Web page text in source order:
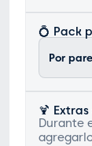
💍 Pack
Por
🍹
Durante